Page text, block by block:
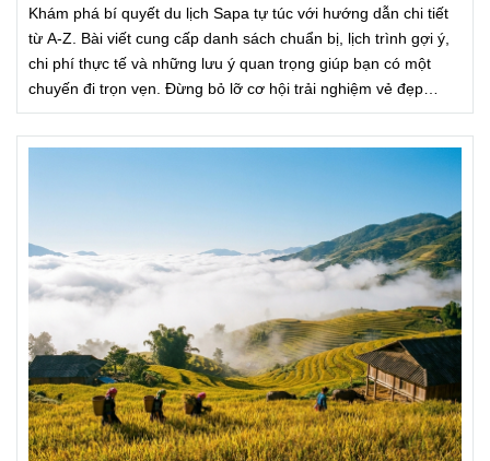
Khám phá bí quyết du lịch Sapa tự túc với hướng dẫn chi tiết
từ A-Z. Bài viết cung cấp danh sách chuẩn bị, lịch trình gợi ý,
chi phí thực tế và những lưu ý quan trọng giúp bạn có một
chuyến đi trọn vẹn. Đừng bỏ lỡ cơ hội trải nghiệm vẻ đẹp
Sapa mà không cần phải lo lắng về các tour du lịch đông đúc!